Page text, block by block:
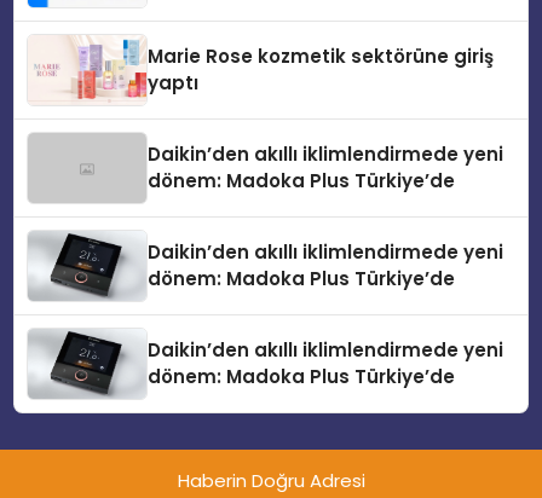
Marie Rose kozmetik sektörüne giriş
yaptı
Daikin’den akıllı iklimlendirmede yeni
dönem: Madoka Plus Türkiye’de
Daikin’den akıllı iklimlendirmede yeni
dönem: Madoka Plus Türkiye’de
Daikin’den akıllı iklimlendirmede yeni
dönem: Madoka Plus Türkiye’de
Haberin Doğru Adresi